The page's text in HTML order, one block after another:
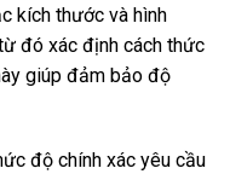
kích thước và hình
đó xác định cách thức
giúp đảm bảo độ
độ chính xác yêu cầu